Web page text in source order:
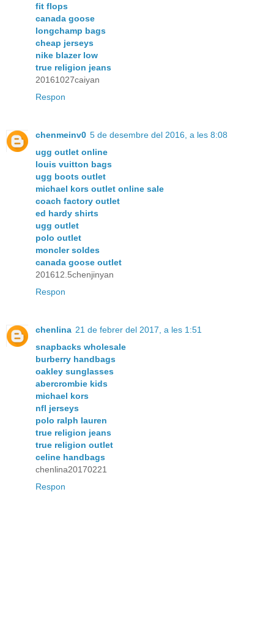
fit flops
canada goose
longchamp bags
cheap jerseys
nike blazer low
true religion jeans
20161027caiyan
Respon
chenmeinv0 5 de desembre del 2016, a les 8:08
ugg outlet online
louis vuitton bags
ugg boots outlet
michael kors outlet online sale
coach factory outlet
ed hardy shirts
ugg outlet
polo outlet
moncler soldes
canada goose outlet
201612.5chenjinyan
Respon
chenlina 21 de febrer del 2017, a les 1:51
snapbacks wholesale
burberry handbags
oakley sunglasses
abercrombie kids
michael kors
nfl jerseys
polo ralph lauren
true religion jeans
true religion outlet
celine handbags
chenlina20170221
Respon